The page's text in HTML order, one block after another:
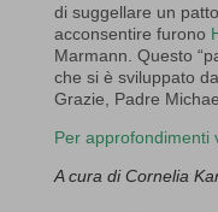
di suggellare un
acconsentire furono
Marmann. Questo
che si è sviluppato
Grazie, Padre
Per approfondimenti
A cura di Cornelia